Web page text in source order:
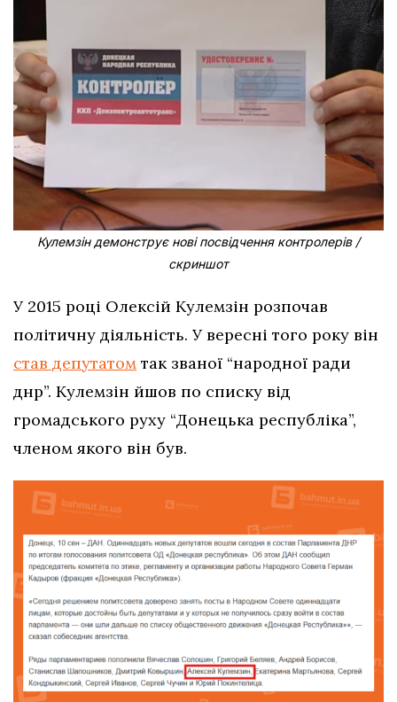
Кулемзін демонструє нові посвідчення контролерів /
скриншот
У 2015 році Олексій Кулемзін розпочав
політичну діяльність. У вересні того року він
став депутатом так званої “народної ради
днр”. Кулемзін йшов по списку від
громадського руху “Донецька республіка”,
членом якого він був.